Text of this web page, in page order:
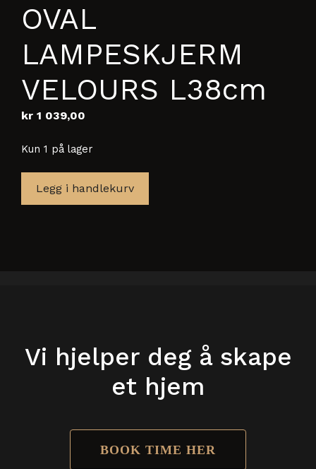
OVAL
LAMPESKJERM
VELOURS L38cm
kr 1 039,00
Kun 1 på lager
LAMPESKJERM
Legg i handlekurv
Vi hjelper deg å skape
et hjem
BOOK TIME HER